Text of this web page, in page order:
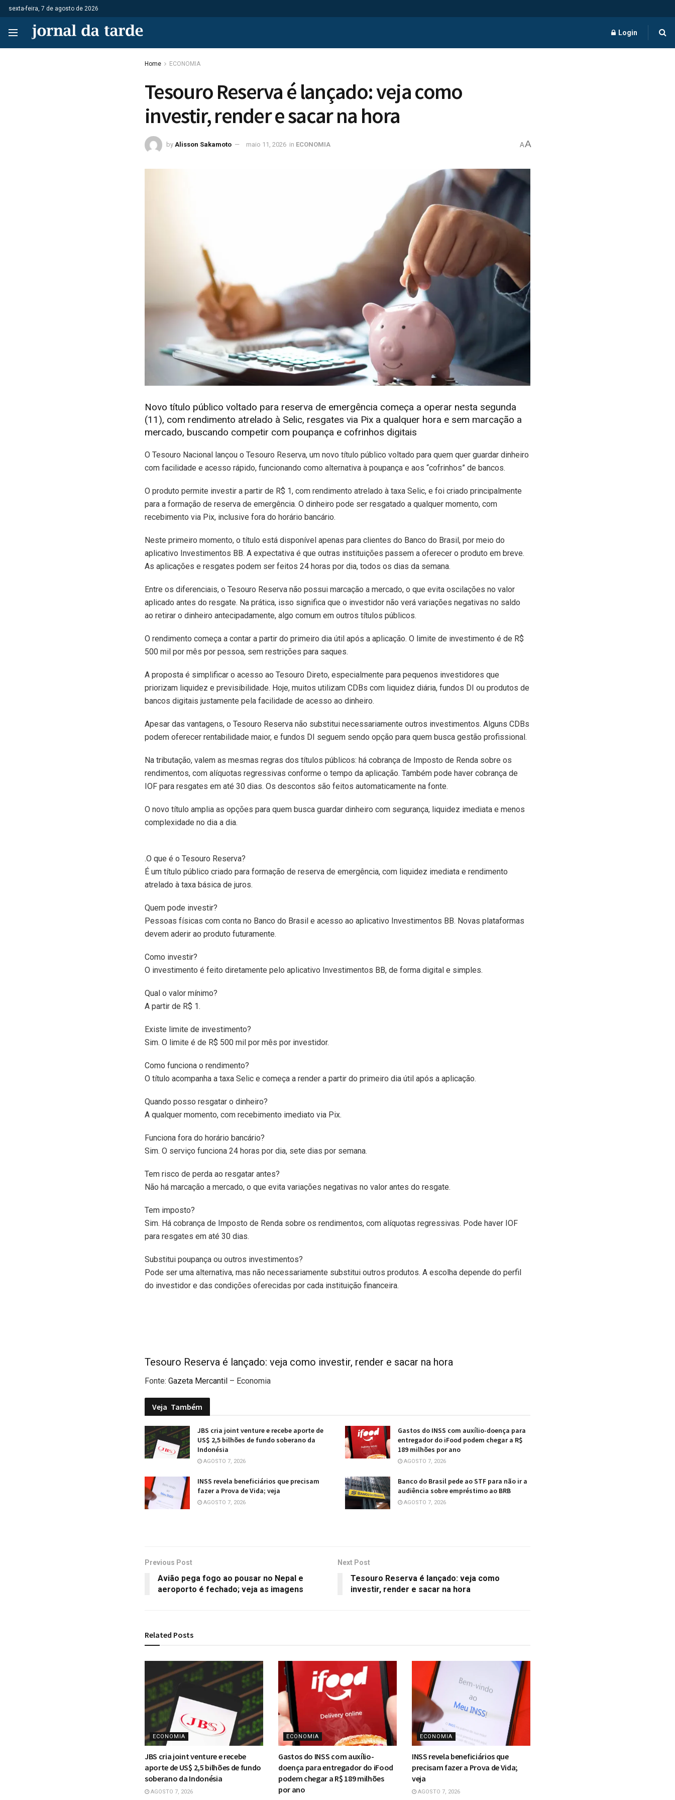
sexta-feira, 7 de agosto de 2026
Login
Home ECONOMIA
Tesouro Reserva é lançado: veja como
investir, render e sacar na hora
by Alisson Sakamoto maio 11, 2026 in ECONOMIA AA
Novo título público voltado para reserva de emergência começa a operar nesta segunda
(11), com rendimento atrelado à Selic, resgates via Pix a qualquer hora e sem marcação a
mercado, buscando competir com poupança e cofrinhos digitais
O Tesouro Nacional lançou o Tesouro Reserva, um novo título público voltado para quem quer guardar dinheiro
com facilidade e acesso rápido, funcionando como alternativa à poupança e aos “cofrinhos” de bancos.
O produto permite investir a partir de R$ 1, com rendimento atrelado à taxa Selic, e foi criado principalmente
para a formação de reserva de emergência. O dinheiro pode ser resgatado a qualquer momento, com
recebimento via Pix, inclusive fora do horário bancário.
Neste primeiro momento, o título está disponível apenas para clientes do Banco do Brasil, por meio do
aplicativo Investimentos BB. A expectativa é que outras instituições passem a oferecer o produto em breve.
As aplicações e resgates podem ser feitos 24 horas por dia, todos os dias da semana.
Entre os diferenciais, o Tesouro Reserva não possui marcação a mercado, o que evita oscilações no valor
aplicado antes do resgate. Na prática, isso significa que o investidor não verá variações negativas no saldo
ao retirar o dinheiro antecipadamente, algo comum em outros títulos públicos.
O rendimento começa a contar a partir do primeiro dia útil após a aplicação. O limite de investimento é de R$
500 mil por mês por pessoa, sem restrições para saques.
A proposta é simplificar o acesso ao Tesouro Direto, especialmente para pequenos investidores que
priorizam liquidez e previsibilidade. Hoje, muitos utilizam CDBs com liquidez diária, fundos DI ou produtos de
bancos digitais justamente pela facilidade de acesso ao dinheiro.
Apesar das vantagens, o Tesouro Reserva não substitui necessariamente outros investimentos. Alguns CDBs
podem oferecer rentabilidade maior, e fundos DI seguem sendo opção para quem busca gestão profissional.
Na tributação, valem as mesmas regras dos títulos públicos: há cobrança de Imposto de Renda sobre os
rendimentos, com alíquotas regressivas conforme o tempo da aplicação. Também pode haver cobrança de
IOF para resgates em até 30 dias. Os descontos são feitos automaticamente na fonte.
O novo título amplia as opções para quem busca guardar dinheiro com segurança, liquidez imediata e menos
complexidade no dia a dia.
.O que é o Tesouro Reserva?
É um título público criado para formação de reserva de emergência, com liquidez imediata e rendimento
atrelado à taxa básica de juros.
Quem pode investir?
Pessoas físicas com conta no Banco do Brasil e acesso ao aplicativo Investimentos BB. Novas plataformas
devem aderir ao produto futuramente.
Como investir?
O investimento é feito diretamente pelo aplicativo Investimentos BB, de forma digital e simples.
Qual o valor mínimo?
A partir de R$ 1.
Existe limite de investimento?
Sim. O limite é de R$ 500 mil por mês por investidor.
Como funciona o rendimento?
O título acompanha a taxa Selic e começa a render a partir do primeiro dia útil após a aplicação.
Quando posso resgatar o dinheiro?
A qualquer momento, com recebimento imediato via Pix.
Funciona fora do horário bancário?
Sim. O serviço funciona 24 horas por dia, sete dias por semana.
Tem risco de perda ao resgatar antes?
Não há marcação a mercado, o que evita variações negativas no valor antes do resgate.
Tem imposto?
Sim. Há cobrança de Imposto de Renda sobre os rendimentos, com alíquotas regressivas. Pode haver IOF
para resgates em até 30 dias.
Substitui poupança ou outros investimentos?
Pode ser uma alternativa, mas não necessariamente substitui outros produtos. A escolha depende do perfil
do investidor e das condições oferecidas por cada instituição financeira.
Tesouro Reserva é lançado: veja como investir, render e sacar na hora
Fonte: Gazeta Mercantil – Economia
Veja Também
JBS cria joint venture e recebe aporte de
US$ 2,5 bilhões de fundo soberano da
Indonésia
AGOSTO 7, 2026
Gastos do INSS com auxílio-doença para
entregador do iFood podem chegar a R$
189 milhões por ano
AGOSTO 7, 2026
INSS revela beneficiários que precisam
fazer a Prova de Vida; veja
AGOSTO 7, 2026
Banco do Brasil pede ao STF para não ir a
audiência sobre empréstimo ao BRB
AGOSTO 7, 2026
Previous Post
Avião pega fogo ao pousar no Nepal e
aeroporto é fechado; veja as imagens
Next Post
Tesouro Reserva é lançado: veja como
investir, render e sacar na hora
Related Posts
ECONOMIA
JBS cria joint venture e recebe
aporte de US$ 2,5 bilhões de fundo
soberano da Indonésia
AGOSTO 7, 2026
ECONOMIA
Gastos do INSS com auxílio-
doença para entregador do iFood
podem chegar a R$ 189 milhões
por ano
ECONOMIA
INSS revela beneficiários que
precisam fazer a Prova de Vida;
veja
AGOSTO 7, 2026